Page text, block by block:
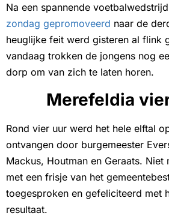
Na een spannende
zondag gepromoveerd naar de
heuglijke feit werd gisteren al flink
vandaag trokken de jongens nog
dorp om van zich te laten horen.
Merefeldia
Rond vier uur werd het hele elftal
ontvangen door burgemeester
Mackus, Houtman en Geraats. Niet
met een frisje van het
toegesproken en gefeliciteerd met
resultaat.